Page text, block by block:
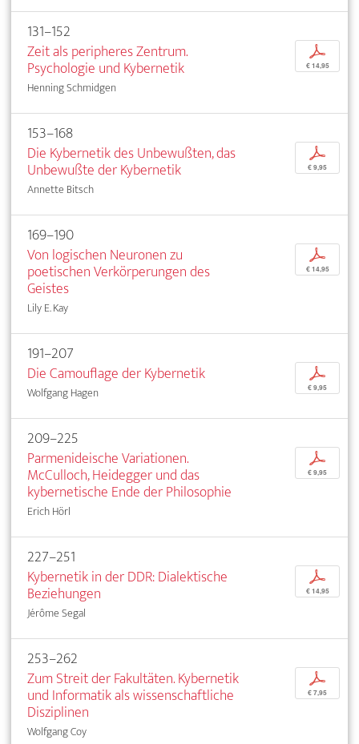
131–152
Zeit als peripheres Zentrum.
Psychologie und Kybernetik
Henning Schmidgen
p
€ 14,95
153–168
Die Kybernetik des Unbewußten, das
Unbewußte der Kybernetik
Annette Bitsch
p
€ 9,95
169–190
Von logischen Neuronen zu
poetischen Verkörperungen des
Geistes
Lily E. Kay
p
€ 14,95
191–207
Die Camouflage der Kybernetik
Wolfgang Hagen
p
€ 9,95
209–225
Parmenideische Variationen.
McCulloch, Heidegger und das
kybernetische Ende der Philosophie
Erich Hörl
p
€ 9,95
227–251
Kybernetik in der DDR: Dialektische
Beziehungen
Jérôme Segal
p
€ 14,95
253–262
Zum Streit der Fakultäten. Kybernetik
und Informatik als wissenschaftliche
Disziplinen
Wolfgang Coy
p
€ 7,95